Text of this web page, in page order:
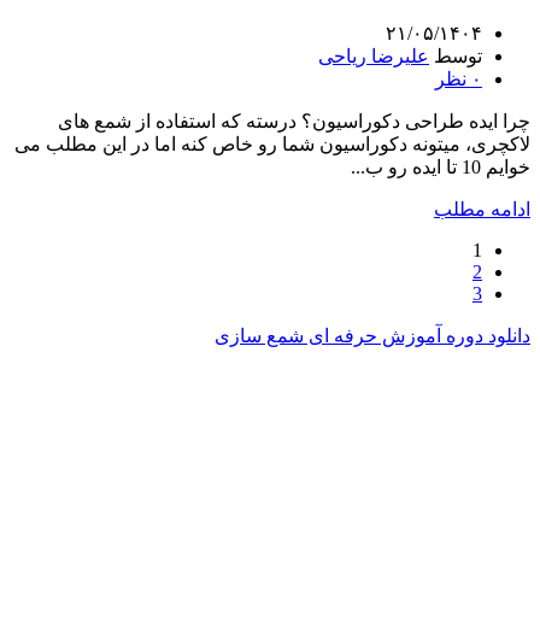
۲۱/۰۵/۱۴۰۴
توسط علیرضا ریاحی
۰ نظر
چرا ایده طراحی دکوراسیون؟ درسته که استفاده از شمع های
لاکچری، میتونه دکوراسیون شما رو خاص کنه اما در این مطلب می
خوایم 10 تا ایده رو ب...
ادامه مطلب
1
2
3
دانلود دوره آموزش حرفه ای شمع سازی